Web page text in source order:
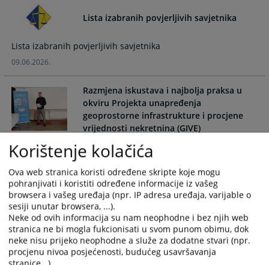
select
date.
Press
question
mark
key
to
the
shortcuts
for
changing
dates.
select
date.
question
mark
key
to
the
shortcuts
for
changing
dates.
Lista izabranih povjerljivih savjetnika
Lista izabranih povjerljivih savjetnika
09.06.2026.
Razmjena iskustava i najbolja praksa u
okviru Projekta unapređenja
geoprostorne infrastrukture i procjene
vrijednosti nekretnina (GIVE)
Razmjena iskustava i najbolja praksa u okviru Projekta
unapređenja geoprostorne infrastrukture i procjene
vrijednosti nekretnina (GIVE)
02.06.2026.
Obavijest za korisnike usluga
Zemljišnoknjižnog ureda ovog suda
Obavijest za korisnike usluga Zemljišnoknjižnog ureda ovog
Korištenje kolačića
Ova web stranica koristi određene skripte koje mogu
pohranjivati i koristiti određene informacije iz vašeg
browsera i vašeg uređaja (npr. IP adresa uređaja, varijable o
sesiji unutar browsera, ...).
Neke od ovih informacija su nam neophodne i bez njih web
stranica ne bi mogla fukcionisati u svom punom obimu, dok
neke nisu prijeko neophodne a služe za dodatne stvari (npr.
procjenu nivoa posjećenosti, budućeg usavršavanja